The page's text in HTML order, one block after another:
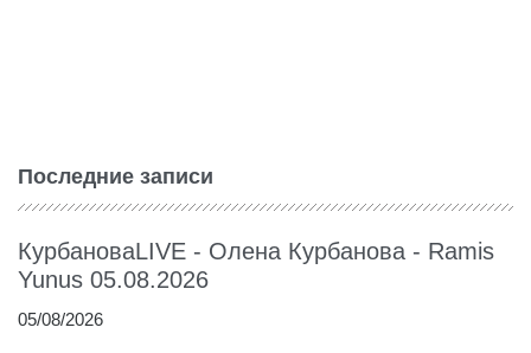
Последние записи
КурбановаLIVE - Олена Курбанова - Ramis
Yunus 05.08.2026
05/08/2026